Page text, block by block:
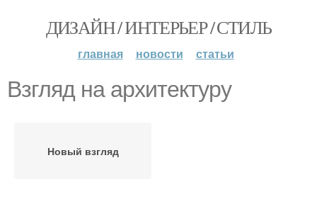
ДИЗАЙН / ИНТЕРЬЕР / СТИЛЬ
главная новости статьи
Взгляд на архитектуру
Новый взгляд